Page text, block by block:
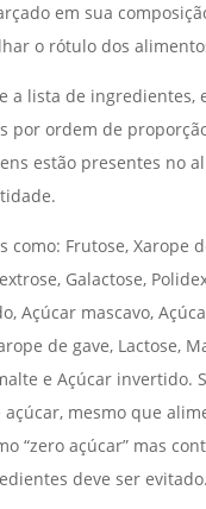
em sua
o rótulo dos
a lista de ingredientes,
por ordem de
estão presentes no
como: Frutose, Xarope
Galactose,
Açúcar mascavo,
de gave, Lactose,
e Açúcar invertido.
açúcar, mesmo que
“zero açúcar” mas
deve ser evitado.